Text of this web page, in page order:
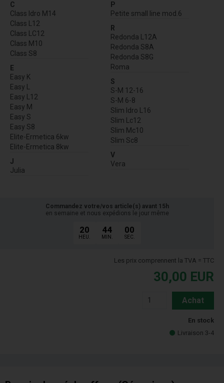
C
Class Idro M14
Class L12
Class LC12
Class M10
Class S8
E
Easy K
Easy L
Easy L12
Easy M
Easy S
Easy S8
Elite-Ermetica 6kw
Elite-Ermetica 8kw
J
Julia
P
Petite small line mod.6
R
Redonda L12A
Redonda S8A
Redonda S8G
Roma
S
S-M 12-16
S-M 6-8
Slim Idro L16
Slim Lc12
Slim Mc10
Slim Sc8
V
Vera
Commandez votre/vos article(s) avant 15h
en semaine et nous expédions le jour même
20
HEU.
44
MIN.
00
SEC.
Les prix comprennent la TVA = TTC
30,00 EUR
Achat
En stock
Livraison 3-4